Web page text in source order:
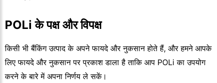
POLi के पक्ष और विपक्ष
किसी भी बैंकिंग उत्पाद के अपने फायदे और नुकसान होते हैं, और हमने आपके
लिए फायदे और नुकसान पर प्रकाश डाला है ताकि आप POLi का उपयोग
करने के बारे में अपना निर्णय ले सकें।